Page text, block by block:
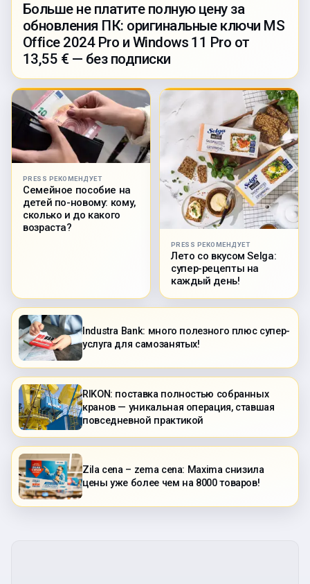
Больше не платите полную цену за
обновления ПК: оригинальные ключи MS
Office 2024 Pro и Windows 11 Pro от
13,55 € — без подписки
PRESS РЕКОМЕНДУЕТ
Семейное пособие на
детей по-новому: кому,
сколько и до какого
возраста?
PRESS РЕКОМЕНДУЕТ
Лето со вкусом Selga:
супер-рецепты на
каждый день!
Industra Bank: много полезного плюс супер-
услуга для самозанятых!
RIKON: поставка полностью собранных
кранов — уникальная операция, ставшая
повседневной практикой
Zila cena – zema cena: Maxima снизила
цены уже более чем на 8000 товаров!